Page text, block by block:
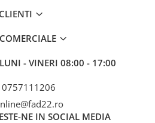
CLIENTI
LUNI - VINERI 08:00 - 17:00
0757111206
NE IN SOCIAL MEDIA